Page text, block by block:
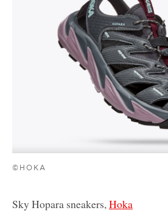
©HOKA
Sky Hopara sneakers,Hoka